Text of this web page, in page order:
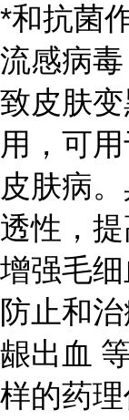
*和抗菌
流感病毒
致皮肤
用，可
皮肤病
透性，
增强毛细
防止和
龈出血
样的药